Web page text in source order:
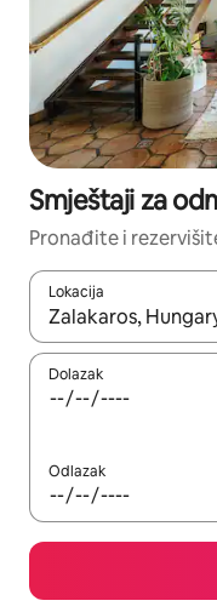
Smještaji za
Pronađite i
Lokacija
Kad rezultati budu
Dolazak
Odlazak